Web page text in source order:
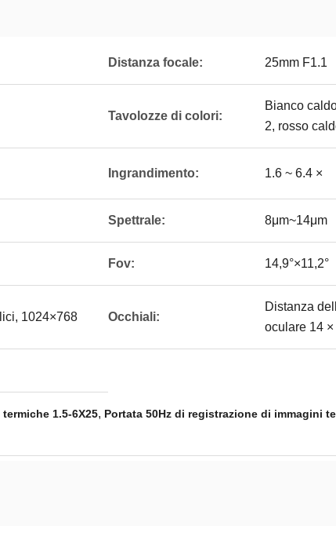
Distanza focale: 25mm F1.1
Tavolozze di colori:
Bianco
2, rosso
Ingrandimento: 1.6 ~ 6.4 ×
Spettrale: 8μm~14μm
Fov: 14,9°×11,2°
1024×768 Occhiali:
Distanza
oculare 14 ×
1.5-6X25, Portata 50Hz di registrazione di immagini